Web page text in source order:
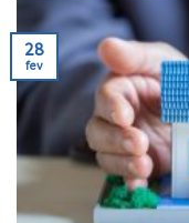
28
fev